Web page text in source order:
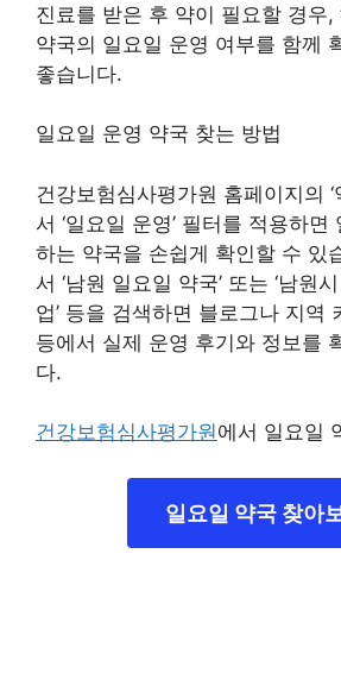
진료를 받은 후 약이 필요할 경우,
약국의 일요일 운영 여부를 함께
좋습니다.
일요일 운영 약국 찾는 방법
건강보험심사평가원 홈페이지의 ‘
서 ‘일요일 운영’ 필터를 적용하면
하는 약국을 손쉽게 확인할 수 있
서 ‘남원 일요일 약국’ 또는 ‘남원
업’ 등을 검색하면 블로그나 지역
등에서 실제 운영 후기와 정보를
다.
건강보험심사평가원에서 일요일
일요일 약국 찾아